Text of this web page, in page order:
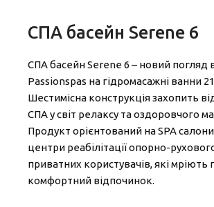
СПА басейн Serene 6
СПА басейн Serene 6 – новий погляд
Passionspas на гідромасажні ванни 21
Шестимісна конструкція захопить
СПА у світ релаксу та оздоровчого
Продукт орієнтований на SPA
центри реабілітації опорно-
приватних користувачів, які мріють
комфортний відпочинок.